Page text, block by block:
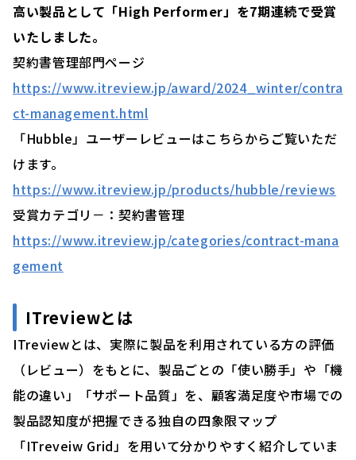
高い製品として「High Performer」を7期連続で受賞
いたしました。
契約書管理部門ページ
https://www.itreview.jp/award/2024_winter/contra
ct-management.html
「Hubble」ユーザーレビューはこちらからご覧いただ
けます。
https://www.itreview.jp/products/hubble/reviews
受賞カテゴリ－：契約書管理
https://www.itreview.jp/categories/contract-mana
gement
ITreviewとは
ITreviewとは、実際に製品を利用されている方の評価
（レビュー）をもとに、製品ごとの「使い勝手」や「機
能の違い」「サポート品質」を、顧客満足度や市場での
製品認知度が把握できる独自の四象限マップ
「ITreveiw Grid」を用いて分かりやすく紹介していま